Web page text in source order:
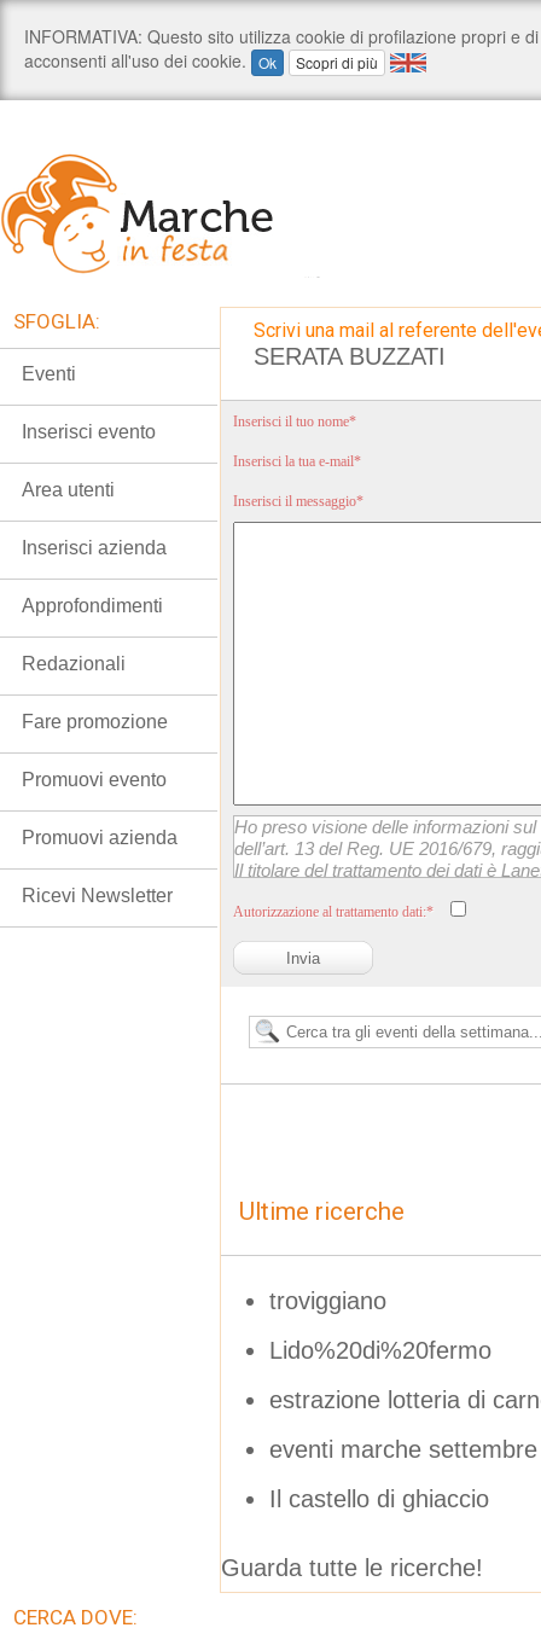
Scrivi una mail al referente
SERATA BUZZATI
Inserisci il tuo nome*
Inserisci la tua e-mail*
Inserisci il messaggio*
Ho preso visione delle informazioni
dell’art. 13 del Reg. UE 2016/679,
Il titolare del trattamento dei dati è
Autorizzazione al trattamento dati:*
Ultime ricerche
troviggiano
Lido%20di%20fermo
estrazione lotteria di
eventi marche
Il castello di ghiaccio
Guarda tutte le ricerche!
SFOGLIA:
Eventi
Inserisci evento
Area utenti
Inserisci azienda
Approfondimenti
Redazionali
Fare promozione
Promuovi evento
Promuovi azienda
Ricevi Newsletter
CERCA DOVE: